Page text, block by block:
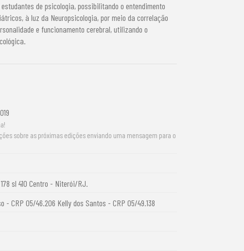
de psicologia, possibilitando o entendimento
à luz da Neuropsicologia, por meio da correlação
e funcionamento cerebral, utilizando o
sobre as próximas edições enviando uma mensagem para o
sl 410 Centro - Niterói/RJ.
- CRP 05/46.206 Kelly dos Santos - CRP 05/49.138